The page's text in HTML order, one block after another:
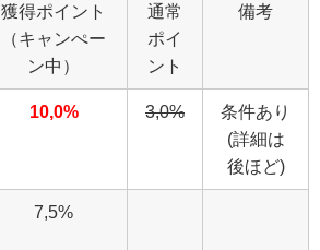
獲得ポイント
（キャンぺー
ン中）
通常
ポイ
ント
備考
10,0% 3,0%
条件あり
(詳細は
後ほど)
7,5%